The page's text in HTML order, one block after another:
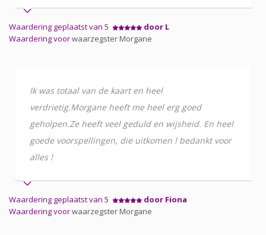
Waardering geplaatst van 5
door L
Waardering voorwaarzegster Morgane
Ik was totaal van de kaart en heel
verdrietig.Morgane heeft me heel erg goed
geholpen.Ze heeft veel geduld en wijsheid. En heel
goede voorspellingen, die uitkomen ! bedankt voor
alles !
Waardering geplaatst van 5
door Fiona
Waardering voorwaarzegster Morgane